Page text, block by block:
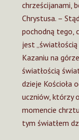
chrześcijanami,
Chrystusa. –
pochodną tego,
jest
Kazaniu na
światłością
dzieje Kościoła
uczniów, którzy
momencie
tym światłem